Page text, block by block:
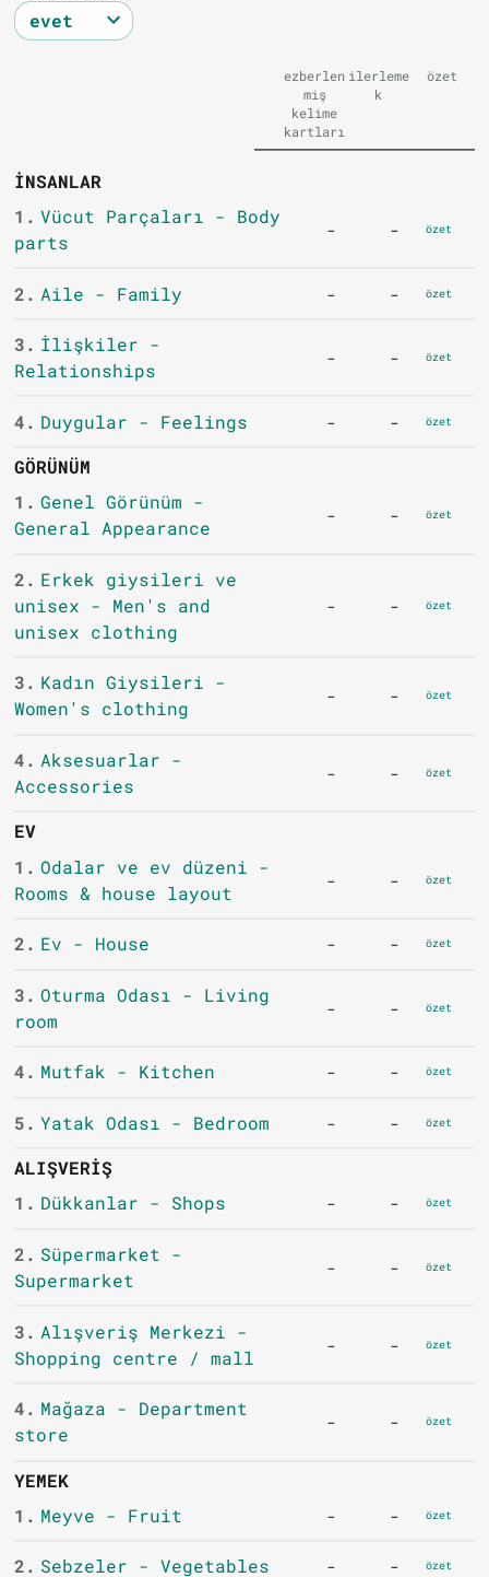
ezberlen
miş
kelime
kartları
ilerleme
k
özet
İNSANLAR
1. Vücut Parçaları - Body
parts
- - özet
2. Aile - Family - - özet
3. İlişkiler -
Relationships
- - özet
4. Duygular - Feelings - - özet
GÖRÜNÜM
1. Genel Görünüm -
General Appearance
- - özet
2. Erkek giysileri ve
unisex - Men's and
unisex clothing
- - özet
3. Kadın Giysileri -
Women's clothing
- - özet
4. Aksesuarlar -
Accessories
- - özet
EV
1. Odalar ve ev düzeni -
Rooms & house layout
- - özet
2. Ev - House - - özet
3. Oturma Odası - Living
room
- - özet
4. Mutfak - Kitchen - - özet
5. Yatak Odası - Bedroom - - özet
ALIŞVERIŞ
1. Dükkanlar - Shops - - özet
2. Süpermarket -
Supermarket
- - özet
3. Alışveriş Merkezi -
Shopping centre / mall
- - özet
4. Mağaza - Department
store
- - özet
YEMEK
1. Meyve - Fruit - - özet
2. Sebzeler - Vegetables - - özet